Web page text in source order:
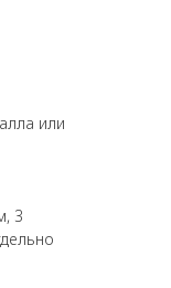
или
3